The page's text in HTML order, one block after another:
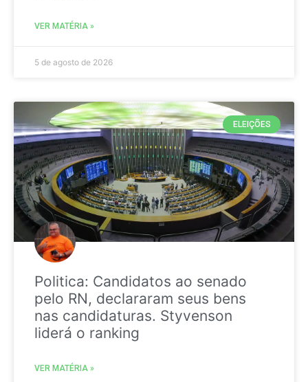
VER MATÉRIA »
5 de agosto de 2026
ELEIÇÕES
Politica: Candidatos ao senado
pelo RN, declararam seus bens
nas candidaturas. Styvenson
liderá o ranking
VER MATÉRIA »